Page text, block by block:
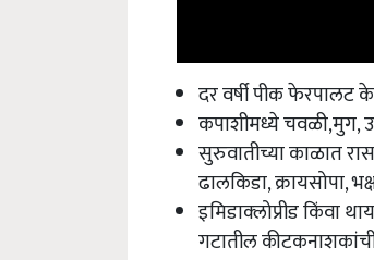
दर वर्षी पीक
कपाशीमध्ये चवळी,मुग,
सुरुवातीच्या काळात
ढालकिडा, क्रायसोपा,
इमिडाक्‍लोप्रीड किंवा
गटातील